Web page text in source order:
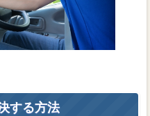
する方法